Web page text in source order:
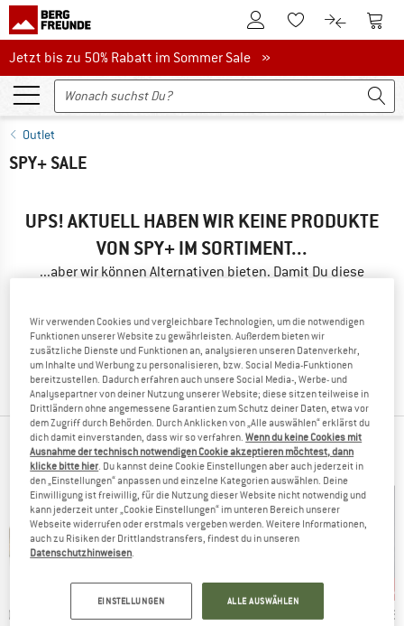
Zum KundenkontoZum Merkzettel.
Zum Zum
Jetzt bis zu 50% Rabatt im Sommer Sale
Jetzt bis zu 50% Rabatt im Sommer Sale »
Outlet
SPY+ SALE
UPS! AKTUELL HABEN WIR KEINE PRODUKTE
VON SPY+ IM SORTIMENT...
...aber wir können Alternativen bieten. Damit Du diese
» Gehe zurück zur vorherigen Seiteund versuche es mit
weniger Filterwerten.
TOP AUSWAHL FÜR DICH
MARKE
PATAGONIA
Rabatt
bis 32%
ON
Rabatt
bis 20%
Wir verwenden Cookies und vergleichbare Technologien, um die notwendigen
Funktionen unserer Website zu gewährleisten. Außerdem bieten wir
zusätzliche Dienste und Funktionen an, analysieren unseren Datenverkehr,
um Inhalte und Werbung zu personalisieren, bzw. Social Media-Funktionen
bereitzustellen. Dadurch erfahren auch unsere Social Media-, Werbe- und
Analysepartner von deiner Nutzung unserer Website; diese sitzen teilweise in
Drittländern ohne angemessene Garantien zum Schutz deiner Daten, etwa vor
dem Zugriff durch Behörden. Durch Anklicken von „Alle auswählen“ erklärst du
dich damit einverstanden, dass wir so verfahren.Wenn du keine Cookies mit
Ausnahme der technisch notwendigen Cookie akzeptieren möchtest, dann
klicke bitte hier. Du kannst deine Cookie Einstellungen aber auch jederzeit in
den „Einstellungen“ anpassen und einzelne Kategorien auswählen. Deine
Einwilligung ist freiwillig, für die Nutzung dieser Website nicht notwendig und
kann jederzeit unter „Cookie Einstellungen“ im unteren Bereich unserer
Webseite widerrufen oder erstmals vergeben werden. Weitere Informationen,
auch zu Risiken der Drittlandstransfers, findest du in unseren
Datenschutzhinweisen.
EINSTELLUNGEN ALLE AUSWÄHLEN